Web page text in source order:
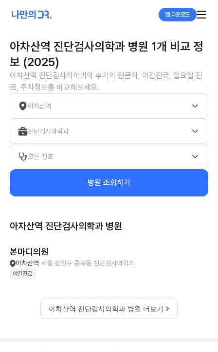
앱 다운로드
아차산역 진단검사의학과 병원 1개 비교 정
보 (2025)
아차산역 진단검사의학과의 후기와 전문의, 야간진료, 일요일 진
료, 주차정보를 비교해보세요.
아차산역
진단검사의학과
모든 진료
병원 조회하기
아차산역 진단검사의학과 병원
본마디의원
아차산역 서울 광진구 중곡동 진단검사의학과
야간진료
아차산역 진단검사의학과 병원 더보기